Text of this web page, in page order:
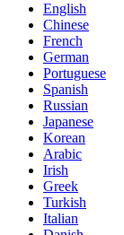
English
Chinese
French
German
Portuguese
Spanish
Russian
Japanese
Korean
Arabic
Irish
Greek
Turkish
Italian